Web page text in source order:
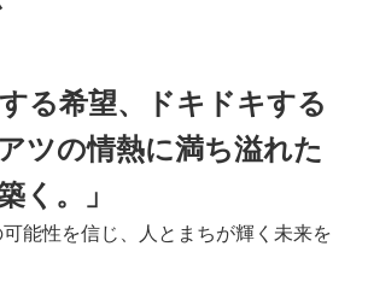
る希望、ドキドキする
ツの情熱に満ち溢れた
く。」
能性を信じ、人とまちが輝く未来を